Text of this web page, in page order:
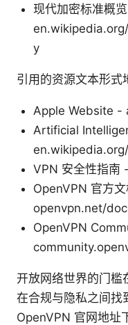
现代加密标准概
y
引用的资源文本形式
Apple Website -
Artificial
VPN 安全性指南
OpenVPN 官方
openvpn.net/
OpenVPN
开放网络世界的门槛
在合规与隐私之间找
OpenVPN 官网地址